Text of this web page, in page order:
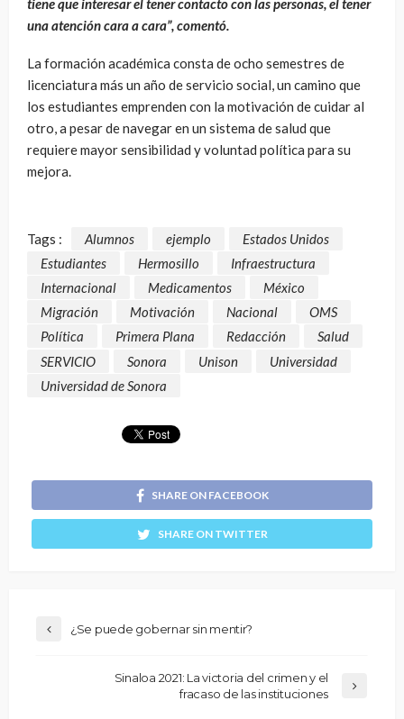
tiene que interesar el tener contacto con las personas, el tener
una atención cara a cara”, comentó.
La formación académica consta de ocho semestres de
licenciatura más un año de servicio social, un camino que
los estudiantes emprenden con la motivación de cuidar al
otro, a pesar de navegar en un sistema de salud que
requiere mayor sensibilidad y voluntad política para su
mejora.
Tags : Alumnos ejemplo
Estados Unidos
Estudiantes
Hermosillo
Infraestructura
Internacional
Medicamentos
México
Migración
Motivación Nacional
OMS
Política
Primera Plana Redacción
Salud
SERVICIO
Sonora Unison
Universidad
Universidad de Sonora
SHARE ON FACEBOOK
SHARE ON TWITTER
¿Se puede gobernar sin mentir?
Sinaloa 2021: La victoria del crimen y el
fracaso de las instituciones